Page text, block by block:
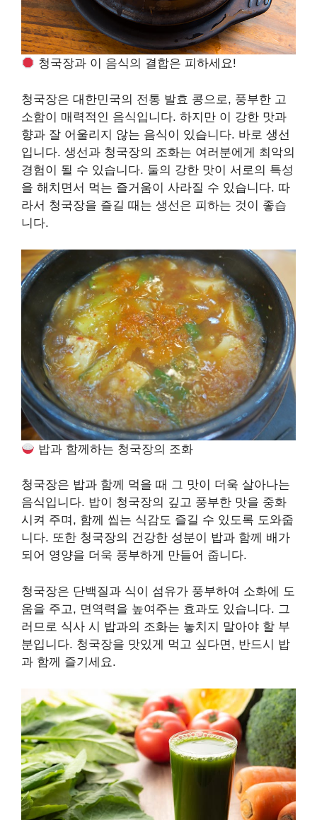
청국장과 이 음식의 결합은 피하세요!
청국장은 대한민국의 전통 발효 콩으로, 풍부한 고
소함이 매력적인 음식입니다. 하지만 이 강한 맛과
향과 잘 어울리지 않는 음식이 있습니다. 바로 생선
입니다. 생선과 청국장의 조화는 여러분에게 최악의
경험이 될 수 있습니다. 둘의 강한 맛이 서로의 특성
을 해치면서 먹는 즐거움이 사라질 수 있습니다. 따
라서 청국장을 즐길 때는 생선은 피하는 것이 좋습
니다.
밥과 함께하는 청국장의 조화
청국장은 밥과 함께 먹을 때 그 맛이 더욱 살아나는
음식입니다. 밥이 청국장의 깊고 풍부한 맛을 중화
시켜 주며, 함께 씹는 식감도 즐길 수 있도록 도와줍
니다. 또한 청국장의 건강한 성분이 밥과 함께 배가
되어 영양을 더욱 풍부하게 만들어 줍니다.
청국장은 단백질과 식이 섬유가 풍부하여 소화에 도
움을 주고, 면역력을 높여주는 효과도 있습니다. 그
러므로 식사 시 밥과의 조화는 놓치지 말아야 할 부
분입니다. 청국장을 맛있게 먹고 싶다면, 반드시 밥
과 함께 즐기세요.